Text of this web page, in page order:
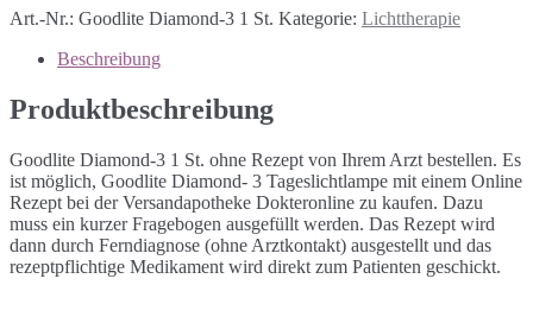
Art.-Nr.: Goodlite Diamond-3 1 St. Kategorie: Lichttherapie
Beschreibung
Produktbeschreibung
Goodlite Diamond-3 1 St. ohne Rezept von Ihrem Arzt bestellen. Es
ist möglich, Goodlite Diamond- 3 Tageslichtlampe mit einem Online
Rezept bei der Versandapotheke Dokteronline zu kaufen. Dazu
muss ein kurzer Fragebogen ausgefüllt werden. Das Rezept wird
dann durch Ferndiagnose (ohne Arztkontakt) ausgestellt und das
rezeptpflichtige Medikament wird direkt zum Patienten geschickt.